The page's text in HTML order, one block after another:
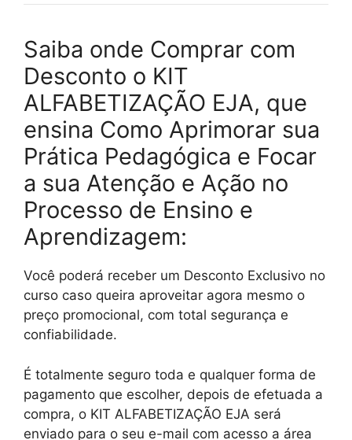
Saiba onde Comprar com
Desconto o KIT
ALFABETIZAÇÃO EJA, que
ensina Como Aprimorar sua
Prática Pedagógica e Focar
a sua Atenção e Ação no
Processo de Ensino e
Aprendizagem:
Você poderá receber um Desconto Exclusivo no
curso caso queira aproveitar agora mesmo o
preço promocional, com total segurança e
confiabilidade.
É totalmente seguro toda e qualquer forma de
pagamento que escolher, depois de efetuada a
compra, o KIT ALFABETIZAÇÃO EJA será
enviado para o seu e-mail com acesso a área